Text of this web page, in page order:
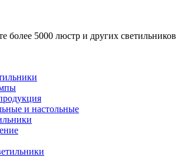
более 5000 люстр и других светильников
и настольные